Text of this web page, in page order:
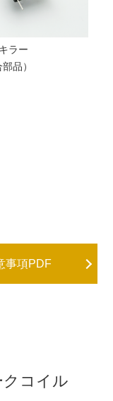
ラー
品）
事項PDF
コイル